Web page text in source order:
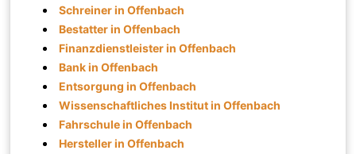
Schreiner in Offenbach
Bestatter in Offenbach
Finanzdienstleister in Offenbach
Bank in Offenbach
Entsorgung in Offenbach
Wissenschaftliches Institut in Offenbach
Fahrschule in Offenbach
Hersteller in Offenbach